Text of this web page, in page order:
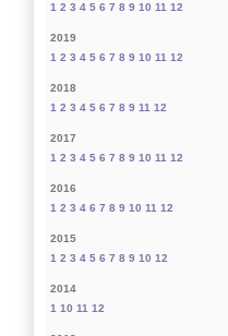
1 2 3 4 5 6 7 8 9 10 11 12
2019
1 2 3 4 5 6 7 8 9 10 11 12
2018
1 2 3 4 5 6 7 8 9 11 12
2017
1 2 3 4 5 6 7 8 9 10 11 12
2016
1 2 3 4 6 7 8 9 10 11 12
2015
1 2 3 4 5 6 7 8 9 10 12
2014
1 10 11 12